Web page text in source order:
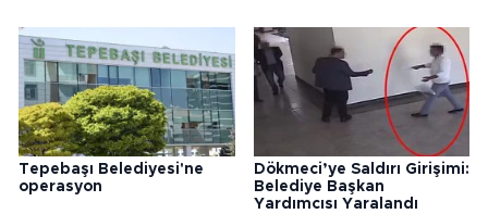
Tepebaşı Belediyesi'ne
operasyon
Dökmeci’ye Saldırı Girişimi:
Belediye Başkan
Yardımcısı Yaralandı